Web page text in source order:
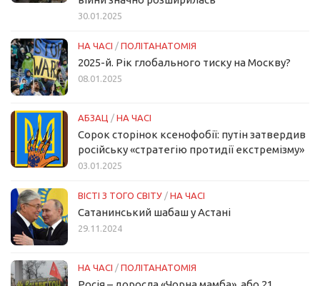
30.01.2025
НА ЧАСІ / ПОЛІТАНАТОМІЯ
2025-й. Рік глобального тиску на Москву?
08.01.2025
АБЗАЦ / НА ЧАСІ
Сорок сторінок ксенофобії: путін затвердив
російську «стратегію протидії екстремізму»
03.01.2025
ВІСТІ З ТОГО СВІТУ / НА ЧАСІ
Сатанинський шабаш у Астані
29.11.2024
НА ЧАСІ / ПОЛІТАНАТОМІЯ